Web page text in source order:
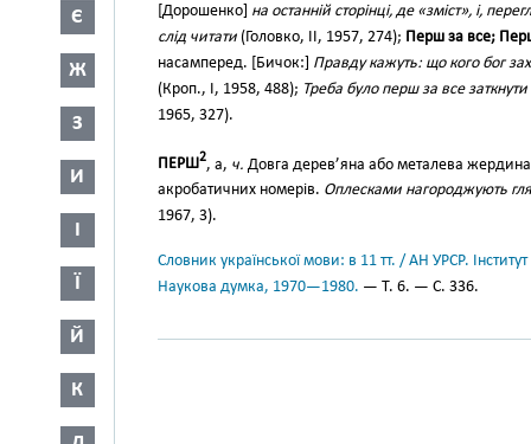
Є
Ж
З
И
І
Ї
Й
К
[Дорошенко] на останній сторінці, де «зміст», і,
слід читати (Головко, II, 1957, 274); Перш за все;
насамперед. [Бичок:] Правду кажуть: що кого бог
(Кроп., І, 1958, 488); Треба було перш за все
1965, 327).
ПЕРШ2, а, ч. Довга дерев’яна або металева
акробатичних номерів. Оплесками нагороджують
1967, 3).
Словник української мови: в 11 тт. / АН УРСР.
Наукова думка, 1970—1980. — Т. 6. — С. 336.